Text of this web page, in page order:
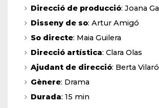
Direcció de producció: Joana
Disseny de so: Artur Amigó
So directe: Maia Guilera
Direcció artística: Clara Olas
Ajudant de direcció: Berta Vilaró
Gènere: Drama
Durada: 15 min